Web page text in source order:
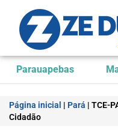
Parauapebas
Página inicial | Pará | TCE-
Cidadão